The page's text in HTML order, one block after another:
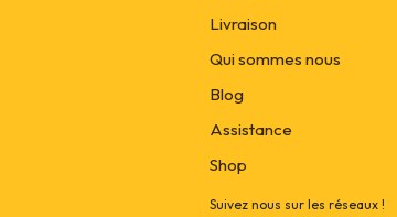
Livraison
Qui sommes nous
Blog
Assistance
Shop
Suivez nous sur les réseaux !